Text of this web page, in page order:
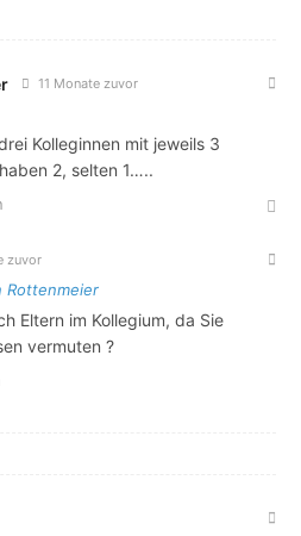
11 Monate zuvor
Kolleginnen mit jeweils 3
2, selten 1…..
zuvor
Rottenmeier
Eltern im Kollegium, da Sie
vermuten ?